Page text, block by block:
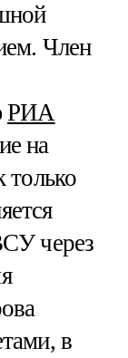
Член
РИА
на
только
через
в